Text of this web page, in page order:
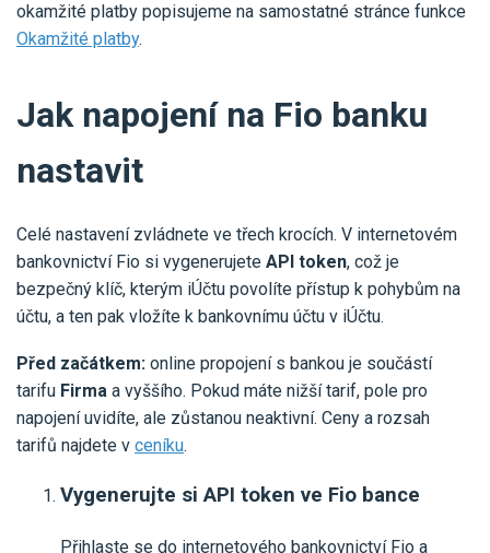
okamžité platby popisujeme na samostatné stránce funkce
Okamžité platby.
Jak napojení na Fio banku
nastavit
Celé nastavení zvládnete ve třech krocích. V internetovém
bankovnictví Fio si vygenerujete API token, což je
bezpečný klíč, kterým iÚčtu povolíte přístup k pohybům na
účtu, a ten pak vložíte k bankovnímu účtu v iÚčtu.
Před začátkem: online propojení s bankou je součástí
tarifu Firma a vyššího. Pokud máte nižší tarif, pole pro
napojení uvidíte, ale zůstanou neaktivní. Ceny a rozsah
tarifů najdete v ceníku.
Vygenerujte si API token ve Fio bance
Přihlaste se do internetového bankovnictví Fio a